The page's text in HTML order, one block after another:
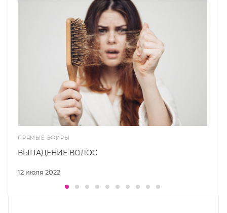
ПРЯМЫЕ ЭФИРЫ
12 июля 2022
ВЫПАДЕНИЕ ВОЛОС